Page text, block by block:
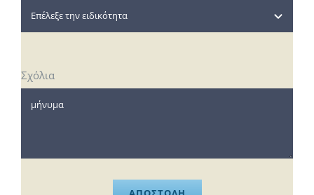
Σχόλια